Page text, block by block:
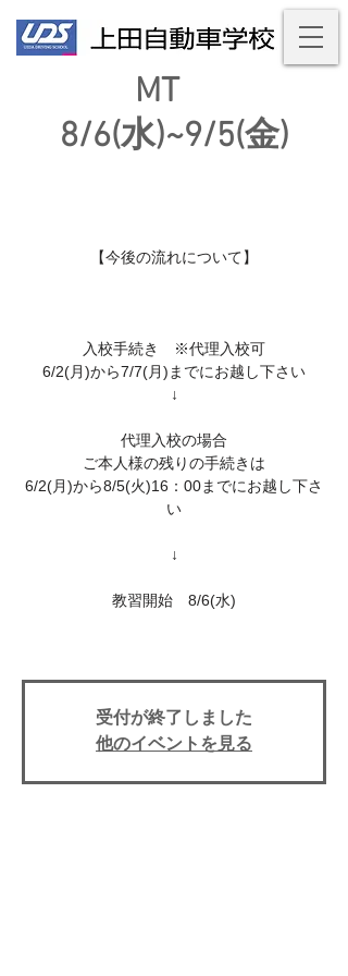
MT
8/6(水)~9/5(金)
【今後の流れについて】
入校手続き ※代理入校可
6/2(月)から7/7(月)までにお越し下さい
↓
代理入校の場合
ご本人様の残りの手続きは
6/2(月)から8/5(火)16：00までにお越し下さ
い
↓
教習開始 8/6(水)
受付が終了しました
他のイベントを見る